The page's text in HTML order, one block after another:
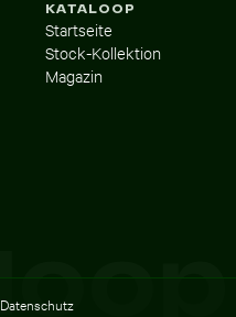
KATALOOP
Startseite
Stock-Kollektion
Magazin
Datenschutz